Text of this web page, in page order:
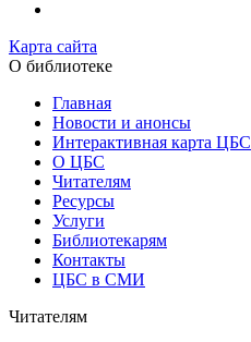
Карта сайта
О библиотеке
Главная
Новости и анонсы
Интерактивная карта ЦБС
О ЦБС
Читателям
Ресурсы
Услуги
Библиотекарям
Контакты
ЦБС в СМИ
Читателям